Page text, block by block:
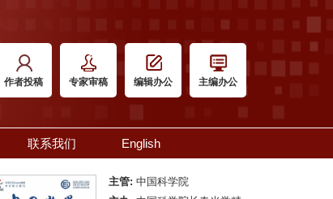
作者投稿 专家审稿 编辑办公 主编办公
联系我们 English
主管: 中国科学院